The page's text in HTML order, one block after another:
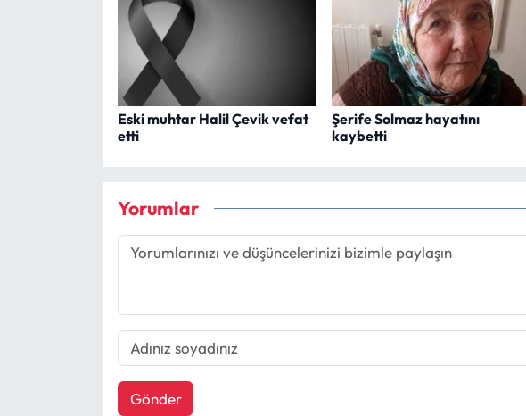
Eski muhtar Halil Çevik vefat
etti
Şerife Solmaz hayatını
kaybetti
Yorumlar
Gönder